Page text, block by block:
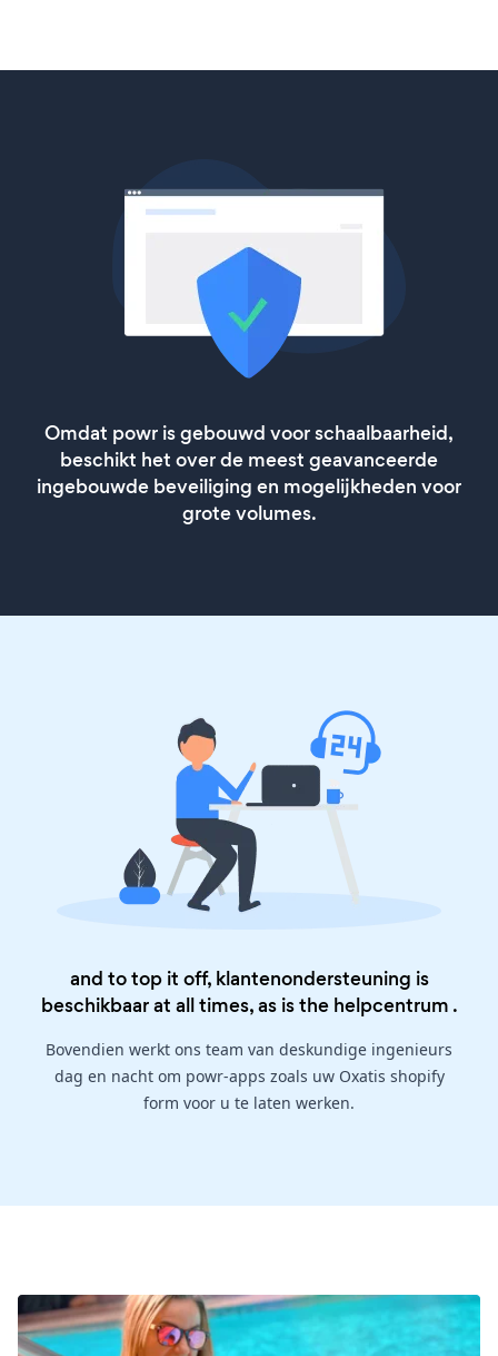
Omdat powr is gebouwd voor schaalbaarheid,
beschikt het over de meest geavanceerde
ingebouwde beveiliging en mogelijkheden voor
grote volumes.
and to top it off, klantenondersteuning is
beschikbaar at all times, as is the helpcentrum .
Bovendien werkt ons team van deskundige ingenieurs
dag en nacht om powr-apps zoals uw Oxatis shopify
form voor u te laten werken.